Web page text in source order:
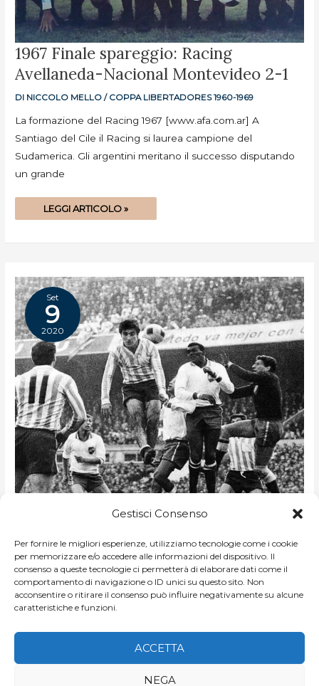
Gestisci Consenso
Per fornire le migliori esperienze, utilizziamo tecnologie come i cookie
per memorizzare e/o accedere alle informazioni del dispositivo. Il
consenso a queste tecnologie ci permetterà di elaborare dati come il
comportamento di navigazione o ID unici su questo sito. Non
acconsentire o ritirare il consenso può influire negativamente su alcune
caratteristiche e funzioni.
ACCETTA
NEGA
1967 Finale spareggio: Racing
Avellaneda-Nacional Montevideo 2-1
DI NICCOLO MELLO/ COPPA LIBERTADORES 1960-1969
La formazione del Racing 1967 [www.afa.com.ar] A
Santiago del Cile il Racing si laurea campione del
Sudamerica. Gli argentini meritano il successo disputando
un grande
1967
FINALE
SPAREGGIO:
RACING
AVELLANEDA-
MONTEVIDEO
LEGGI ARTICOLO »
Set
9
2020
1967 Finale ritorno: Nacional
DI NICCOLO MELLO/COPPA LIBERTADORES 1960-1969
Dopo lo 0-0 maturato ad Avellaneda, stesso risultato anche
nella finale di ritorno a Montevideo nella Libertadores 1967.
Per il regolamento dell’epoca è così necessario
RACING
AVELLANEDA
0-
0